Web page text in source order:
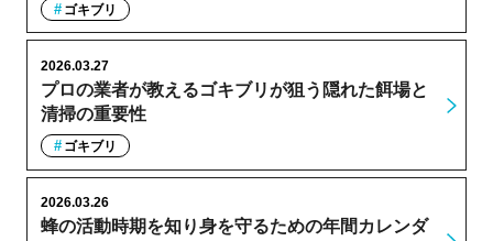
ゴキブリ
プロの業者が教えるゴキブリが狙う隠れた餌場と
清掃の重要性
2026.03.27
ゴキブリ
蜂の活動時期を知り身を守るための年間カレンダ
2026.03.26